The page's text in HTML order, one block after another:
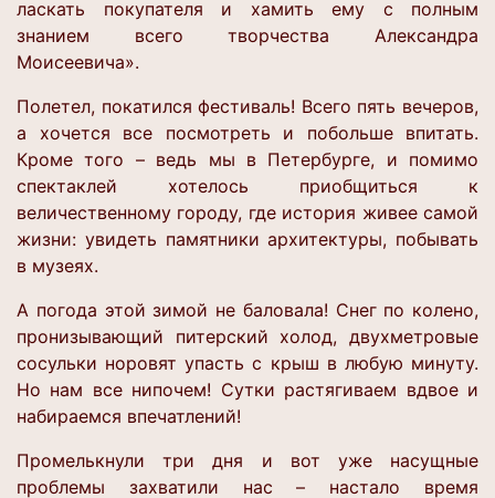
ласкать покупателя и хамить ему с полным
знанием всего творчества Александра
Моисеевича».
Полетел, покатился фестиваль! Всего пять вечеров,
а хочется все посмотреть и побольше впитать.
Кроме того – ведь мы в Петербурге, и помимо
спектаклей хотелось приобщиться к
величественному городу, где история живее самой
жизни: увидеть памятники архитектуры, побывать
в музеях.
А погода этой зимой не баловала! Снег по колено,
пронизывающий питерский холод, двухметровые
сосульки норовят упасть с крыш в любую минуту.
Но нам все нипочем! Сутки растягиваем вдвое и
набираемся впечатлений!
Промелькнули три дня и вот уже насущные
проблемы захватили нас – настало время